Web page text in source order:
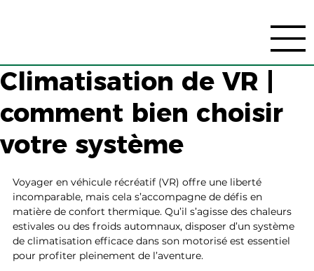
Climatisation de VR |
comment bien choisir
votre système
Voyager en véhicule récréatif (VR) offre une liberté
incomparable, mais cela s’accompagne de défis en
matière de confort thermique. Qu’il s’agisse des chaleurs
estivales ou des froids automnaux, disposer d’un système
de climatisation efficace dans son motorisé est essentiel
pour profiter pleinement de l’aventure.